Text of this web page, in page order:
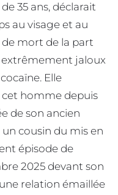
35 ans, déclarait
au visage et au
de mort de la part
jaloux
Elle
cet homme depuis
de son ancien
cousin du mis en
épisode de
2025 devant son
relation émaillée